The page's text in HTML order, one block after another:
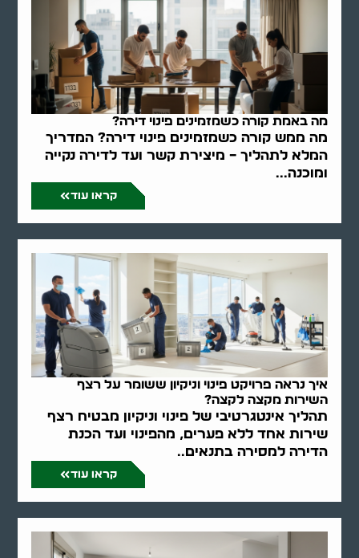
מה באמת קורה כשמזמינים פינוי דירה?
מה ממש קורה כשמזמינים פינוי דירה? המדריך
המלא לתהליך – מיצירת קשר ועד לדירה נקייה
ומוכנה...
קראו עוד
איך נראה פרויקט פינוי וניקיון ששומר על רצף
השירות מקצה לקצה?
תהליך אינטגרטיבי של פינוי וניקיון מבטיח רצף
שירות אחד ללא פערים, מהפינוי ועד הכנת
הדירה למסירה בתנאים..
קראו עוד